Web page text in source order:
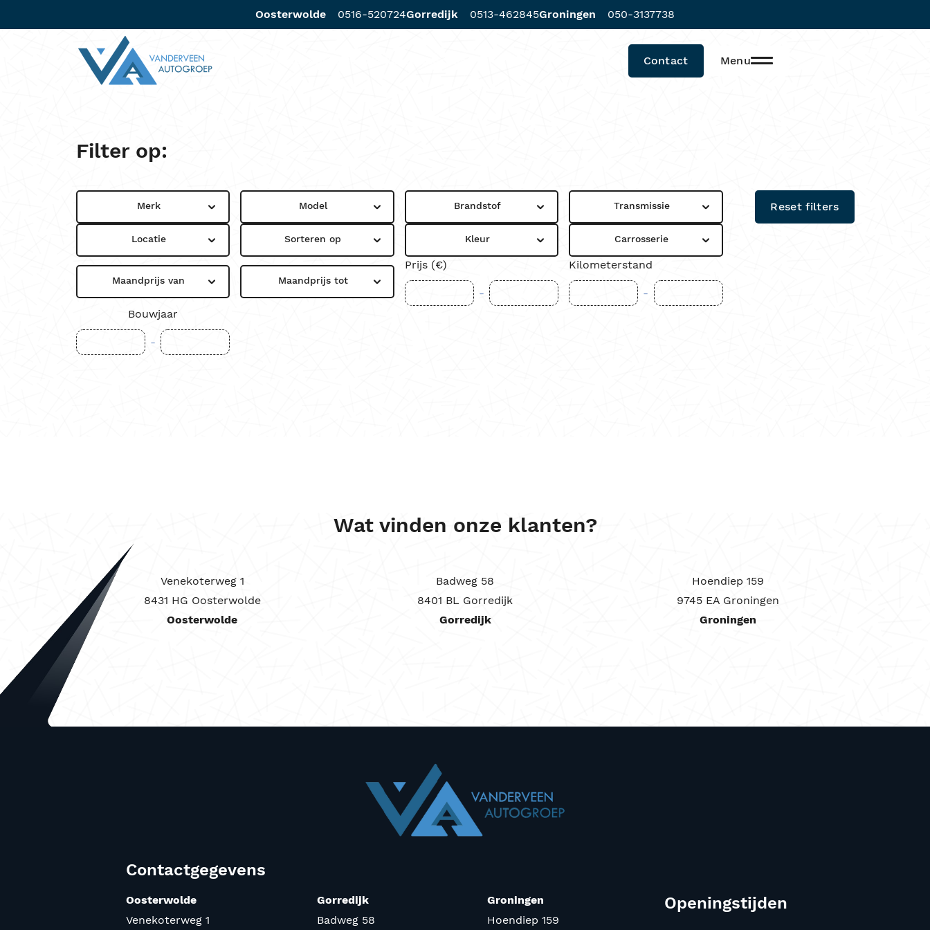
Oosterwolde 0516-520724Gorredijk 0513-462845Groningen 050-3137738
Contact Menu
Filter op:
Merk Model Brandstof Transmissie
Locatie Sorteren op Kleur Carrosserie
Maandprijs van Maandprijs tot
Prijs (€)
-
Kilometerstand
-
Bouwjaar
-
Reset filters
Wat vinden onze klanten?
Venekoterweg 1
8431 HG Oosterwolde
Oosterwolde
Badweg 58
8401 BL Gorredijk
Gorredijk
Hoendiep 159
9745 EA Groningen
Groningen
Contactgegevens
Oosterwolde
Venekoterweg 1
Gorredijk
Badweg 58
Groningen
Hoendiep 159
Openingstijden